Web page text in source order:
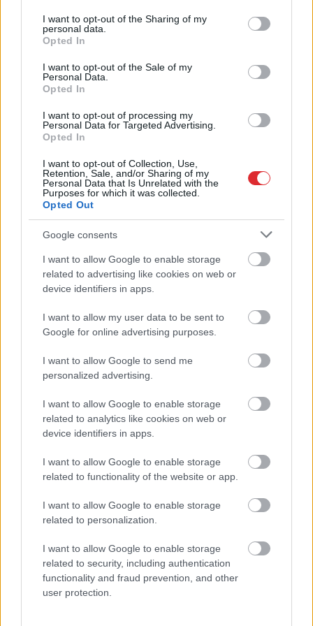
not limited to your visit or usage behaviour. You may click to
grant or deny consent to Google and its third-party tags to
use your data for below specified purposes in below Google
consent section.
I want to opt-out of the Sharing of my
personal data.
Opted In
I want to opt-out of the Sale of my
Personal Data.
Opted In
I want to opt-out of processing my
Personal Data for Targeted Advertising.
Opted In
I want to opt-out of Collection, Use,
Retention, Sale, and/or Sharing of my
Personal Data that Is Unrelated with the
Purposes for which it was collected.
Opted Out
Google consents
I want to allow Google to enable storage
related to advertising like cookies on web or
device identifiers in apps.
I want to allow my user data to be sent to
Google for online advertising purposes.
I want to allow Google to send me
personalized advertising.
I want to allow Google to enable storage
related to analytics like cookies on web or
device identifiers in apps.
I want to allow Google to enable storage
related to functionality of the website or app.
I want to allow Google to enable storage
related to personalization.
I want to allow Google to enable storage
related to security, including authentication
functionality and fraud prevention, and other
user protection.
divi cilvēki ar lielu gadu
starpību,” Linda Kalniņa
pirmo reizi publiski
apstiprina laulību ar
Džilindžeru
LASĪTĀKIE
Ar šo zodiaka zīmju pārstāvjiem labāk
nestrīdēties: viņi vienmēr atradīs veidu,
kā pamatīgi atriebties
“Man pat neomulīgi palika!” Sēņotāja
mežā uziet ļoti biedējošu vietu
Astroloģeizceļ 3 zodiaka zīmes, kurām ir
nosliece uz emocionālu kontroli pār citiem
cilvēkiem
Ārsti nosauc četrus augļus ar kuru ēšanu
pēc 45 gadu vecuma nevajadzētu pārlieku
atklājas, par ko viņiem ir nopietnas
nesaskaņas
Atcelt Ziņot